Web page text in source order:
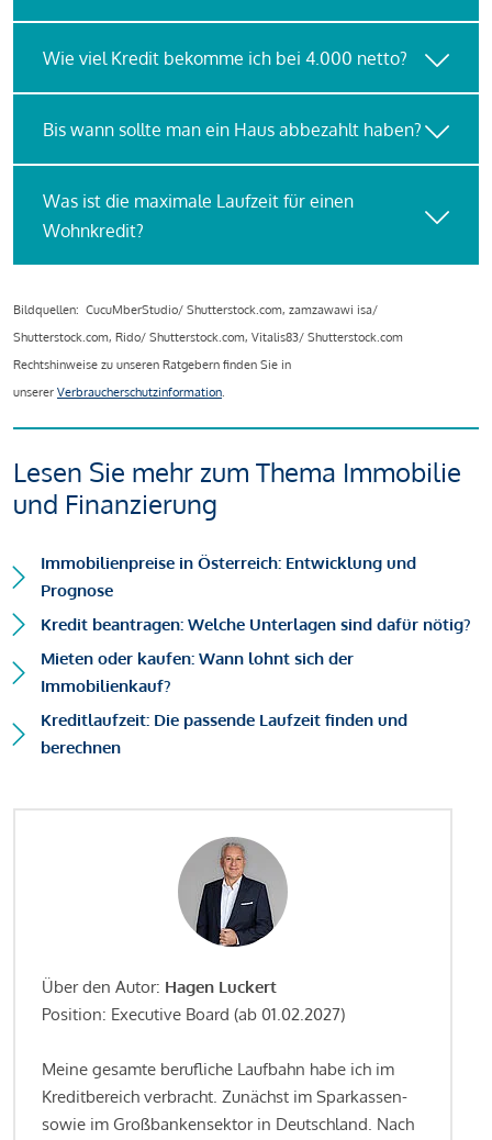
Wie viel Kredit bekomme ich bei 4.000 netto?
Bis wann sollte man ein Haus abbezahlt haben?
Was ist die maximale Laufzeit für einen
Wohnkredit?
Bildquellen: CucuMberStudio/ Shutterstock.com, zamzawawi isa/
Shutterstock.com, Rido/ Shutterstock.com, Vitalis83/ Shutterstock.com
Rechtshinweise zu unseren Ratgebern finden Sie in
unserer Verbraucherschutzinformation.
Lesen Sie mehr zum Thema Immobilie
und Finanzierung
Immobilienpreise in Österreich: Entwicklung und
Prognose
Kredit beantragen: Welche Unterlagen sind dafür nötig?
Mieten oder kaufen: Wann lohnt sich der
Immobilienkauf?
Kreditlaufzeit: Die passende Laufzeit finden und
berechnen
Über den Autor: Hagen Luckert
Position: Executive Board (ab 01.02.2027)
Meine gesamte berufliche Laufbahn habe ich im
Kreditbereich verbracht. Zunächst im Sparkassen-
sowie im Großbankensektor in Deutschland. Nach